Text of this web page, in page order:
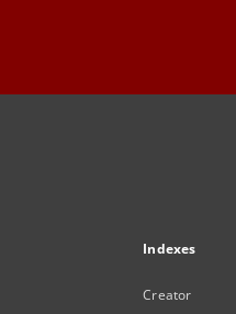
Indexes
Creator